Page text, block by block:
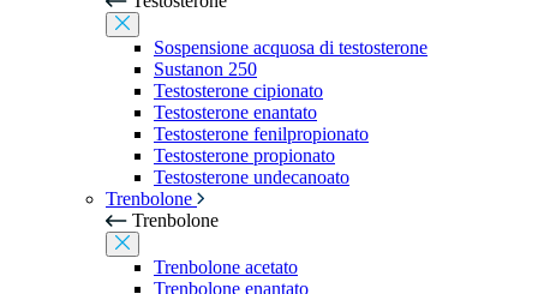
Sospensione acquosa di testosterone
Sustanon 250
Testosterone cipionato
Testosterone enantato
Testosterone fenilpropionato
Testosterone propionato
Testosterone undecanoato
Trenbolone
Trenbolone
Trenbolone acetato
Trenbolone enantato